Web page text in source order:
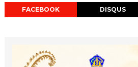
FACEBOOK DISQUS